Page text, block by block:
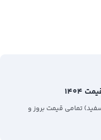
تمامی قیمت بروز و